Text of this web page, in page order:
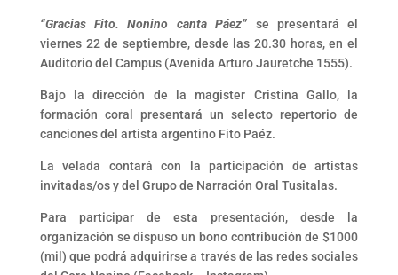
“Gracias Fito. Nonino canta Páez” se presentará el
viernes 22 de septiembre, desde las 20.30 horas, en el
Auditorio del Campus (Avenida Arturo Jauretche 1555).
Bajo la dirección de la magister Cristina Gallo, la
formación coral presentará un selecto repertorio de
canciones del artista argentino Fito Paéz.
La velada contará con la participación de artistas
invitadas/os y del Grupo de Narración Oral Tusitalas.
Para participar de esta presentación, desde la
organización se dispuso un bono contribución de $1000
(mil) que podrá adquirirse a través de las redes sociales